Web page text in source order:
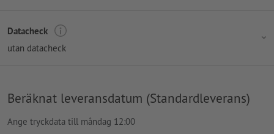
Datacheck
utan datacheck
Beräknat leveransdatum (Standardleverans)
Ange tryckdata till måndag 12:00